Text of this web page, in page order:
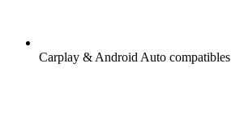
Carplay & Android Auto compatibles